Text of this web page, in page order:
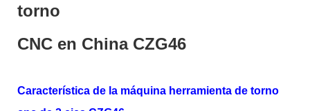
torno
CNC en China CZG46
Característica de la máquina herramienta de torno